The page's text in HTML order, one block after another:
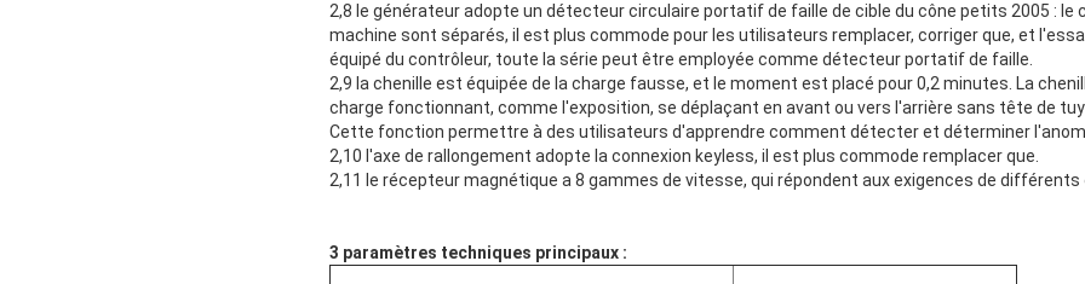
2,8 le générateur adopte un détecteur circulaire portatif de faille de cible du cône petits 2005 : le
machine sont séparés, il est plus commode pour les utilisateurs remplacer, corriger que, et
équipé du contrôleur, toute la série peut être employée comme détecteur portatif de faille.
2,9 la chenille est équipée de la charge fausse, et le moment est placé pour 0,2 minutes. La
charge fonctionnant, comme l'exposition, se déplaçant en avant ou vers l'arrière sans tête de
Cette fonction permettre à des utilisateurs d'apprendre comment détecter et déterminer
2,10 l'axe de rallongement adopte la connexion keyless, il est plus commode remplacer que.
2,11 le récepteur magnétique a 8 gammes de vitesse, qui répondent aux exigences de
3 paramètres techniques principaux :